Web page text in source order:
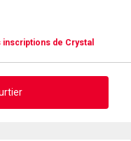
de Crystal